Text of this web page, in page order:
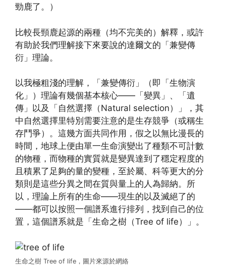
勁鹿了。）
比較長頸鹿起源的兩種（均不完美的）解釋，或許
有助於我們理解接下來要說的達爾文的「兼變傳
衍」理論。
以我極粗淺的理解，「兼變傳衍」（即「生物演
化」）理論有幾個基本核心——「變異」、「遺
傳」以及「自然選擇（Natural selection）」，其
中自然選擇里特別需要注意的是生存競爭（或稱生
存鬥爭）。這幾方面共同作用，假之以無比漫長的
時間，地球上便由單一生命演變出了種類不可計數
的物種，而物種的實質就是變異達到了穩定程度的
且積累了足夠的量的變種，至於屬、科等更大的分
類則是這些分異之間在質與量上的人為歸納。所
以，理論上所有的生命——現生的以及滅絕了的
——都可以按照一個譜系進行排列，找到自己的位
置，這個譜系就是「生命之樹（Tree of life）」。
生命之樹 Tree of life，圖片來源於網絡